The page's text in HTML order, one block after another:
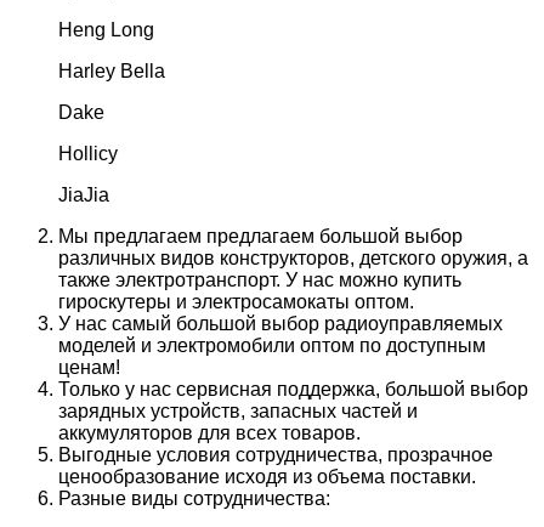
Heng Long
Harley Bella
Dake
Hollicy
JiaJia
Мы предлагаем предлагаем большой выбор
различных видов конструкторов, детского оружия, а
также электротранспорт. У нас можно купить
гироскутеры и электросамокаты оптом.
У нас самый большой выбор радиоуправляемых
моделей и электромобили оптом по доступным
ценам!
Только у нас сервисная поддержка, большой выбор
зарядных устройств, запасных частей и
аккумуляторов для всех товаров.
Выгодные условия сотрудничества, прозрачное
ценообразование исходя из объема поставки.
Разные виды сотрудничества: